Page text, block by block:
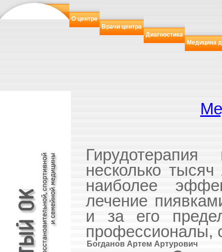
О центре
Врачи центра
Диагностика
Медицина
несколько
наиболее
лечение
и за его
профессионалы,
Богданов Артем Артурович